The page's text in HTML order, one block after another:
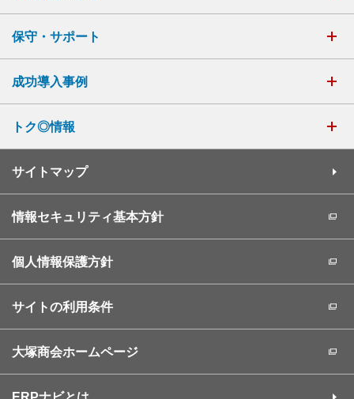
保守・サポート
成功導入事例
トク◎情報
サイトマップ
情報セキュリティ基本方針
個人情報保護方針
サイトの利用条件
大塚商会ホームページ